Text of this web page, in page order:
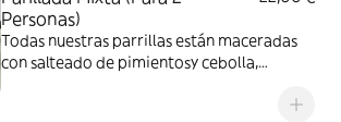
Personas)
Todas nuestras parrillas están maceradas
con salteado de pimientosy cebolla,